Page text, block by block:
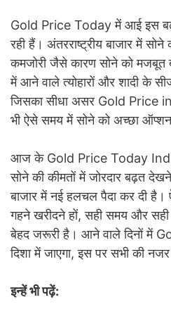
Gold Price Today में आई इस
रही हैं। अंतरराष्ट्रीय बाजार में
कमजोरी जैसे कारण सोने को मजबूत
में आने वाले त्योहारों और शादी के
जिसका सीधा असर Gold Price
भी ऐसे समय में सोने को अच्छा ऑप्शन
आज के Gold Price Today
सोने की कीमतों में जोरदार बढ़त
बाजार में नई हलचल पैदा कर दी है।
गहने खरीदने हों, सही समय और
बेहद जरूरी है। आने वाले दिनों में
दिशा में जाएगा, इस पर सभी की नजर
इन्हें भी पढ़ें: